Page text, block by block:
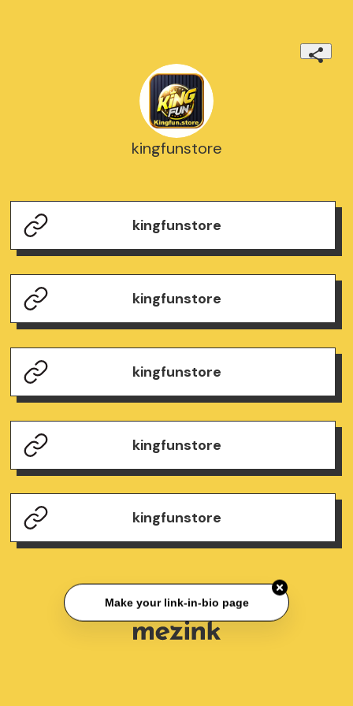
kingfunstore
kingfunstore
kingfunstore
kingfunstore
kingfunstore
kingfunstore
Make your link-in-bio page